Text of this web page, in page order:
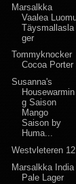
Marsalkka
Vaalea
Täysmallasla
ger
Tommyknocker
Cocoa Porter
Susanna's
Housewarmin
g Saison
Mango
Saison by
Huma...
Westvleteren 12
Marsalkka India
Pale Lager